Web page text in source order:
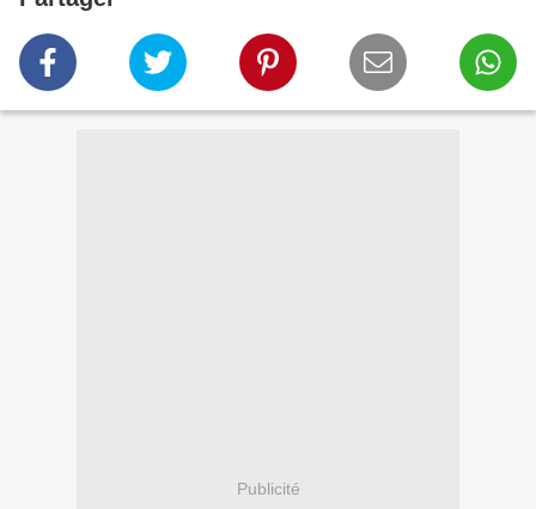
Publicité